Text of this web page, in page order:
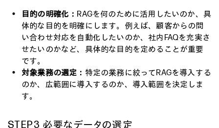
目的の明確化： RAGを何のために活用したいのか、具
体的な目的を明確にします。例えば、顧客からの問
い合わせ対応を自動化したいのか、社内FAQを充実さ
せたいのかなど、具体的な目的を定めることが重要
です。
対象業務の選定： 特定の業務に絞ってRAGを導入する
のか、広範囲に導入するのか、導入範囲を決定しま
す。
STEP3 必要なデータの選定